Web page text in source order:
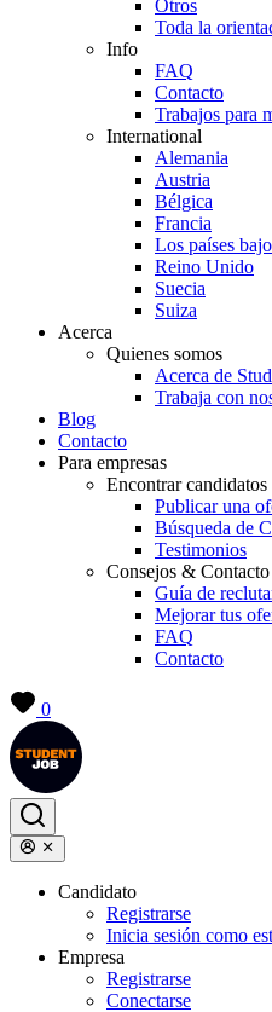
Otros
Toda la
Info
FAQ
Contacto
Trabajos para
International
Alemania
Austria
Bélgica
Francia
Los países
Reino Unido
Suecia
Suiza
Acerca
Quienes somos
Acerca de
Trabaja con
Blog
Contacto
Para empresas
Encontrar candidatos
Publicar una
Búsqueda de
Testimonios
Consejos & Contacto
Guía de
Mejorar tus
FAQ
Contacto
0
Candidato
Registrarse
Inicia sesión como
Empresa
Registrarse
Conectarse